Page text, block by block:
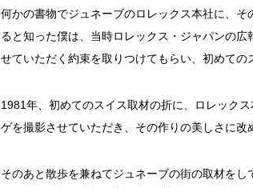
何かの書物でジュネーブのロレックス本社に、
ると知った僕は、当時ロレックス・ジャパンの
せていただく約束を取りつけてもらい、初めての
1981年、初めてのスイス取材の折に、ロレック
ゲを撮影させていただき、その作りの美しさに改
そのあと散歩を兼ねてジュネーブの街の取材を